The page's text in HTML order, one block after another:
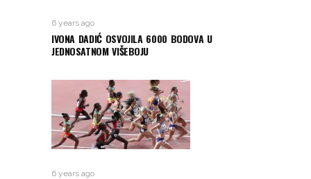
6 years ago
IVONA DADIĆ OSVOJILA 6000 BODOVA U
JEDNOSATNOM VIŠEBOJU
6 years ago